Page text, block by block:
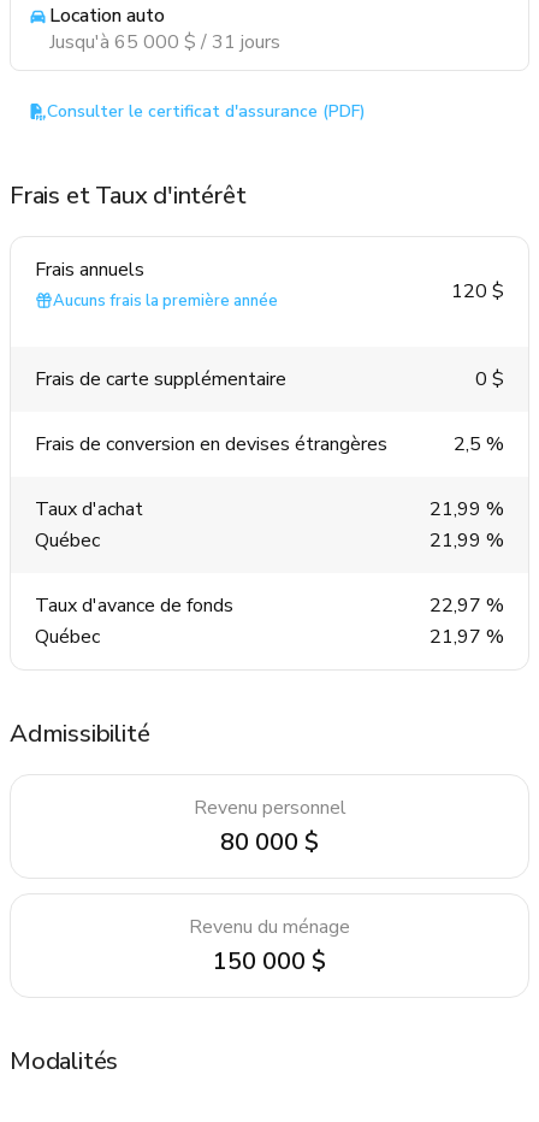
Location auto
Jusqu'à 65 000 $ / 31 jours
Consulter le certificat d'assurance (PDF)
Frais et Taux d'intérêt
Frais annuels
Aucuns frais la première année 120 $
Frais de carte supplémentaire 0 $
Frais de conversion en devises étrangères 2,5 %
Taux d'achat
21,99 %
Québec
21,99 %
Taux d'avance de fonds
22,97 %
Québec
21,97 %
Admissibilité
Revenu personnel
80 000 $
Revenu du ménage
150 000 $
Modalités